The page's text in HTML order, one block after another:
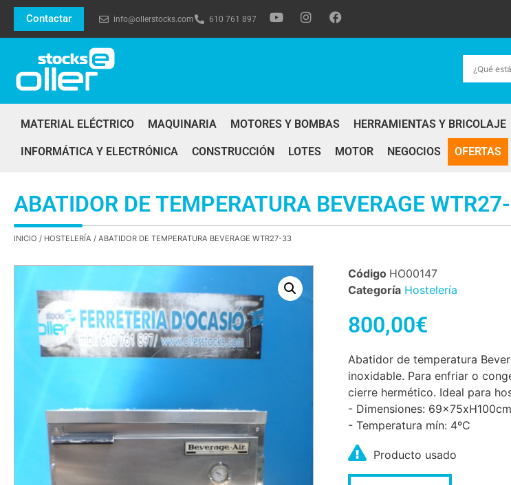
Contactar info@ollerstocks.com 610 761 897
MATERIAL ELÉCTRICO MAQUINARIA MOTORES Y BOMBAS HERRAMIENTAS Y BRICOLAJE
INFORMÁTICA Y ELECTRÓNICA CONSTRUCCIÓN LOTES MOTOR NEGOCIOS OFERTAS
ABATIDOR DE TEMPERATURA BEVERAGE
INICIO / HOSTELERÍA / ABATIDOR DE TEMPERATURA BEVERAGE WTR27-33
Código HO00147
Categoría Hostelería
800,00€
Abatidor de temperatura
inoxidable. Para enfriar o
cierre hermético. Ideal para
- Dimensiones: 69x75xH100cm
- Temperatura mín: 4ºC
Producto usado